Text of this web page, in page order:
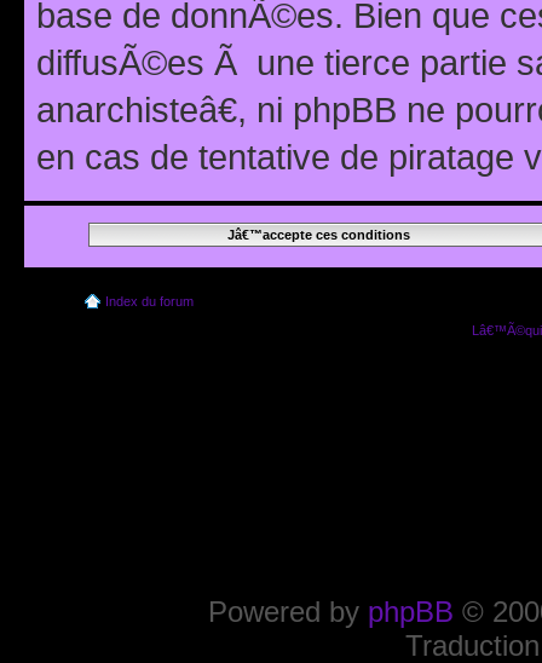
base de donnÃ©es. Bien que
diffusÃ©es Ã une tierce partie
anarchisteâ€, ni phpBB ne
en cas de tentative de piratage
Index du forum
Powered by phpBB ©